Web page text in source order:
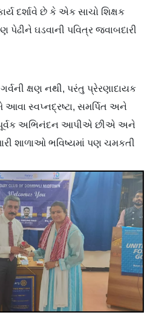
દર્શાવે છે કે એક સાચો શિક્ષક
પેઢીને ઘડવાની પવિત્ર જવાબદારી
ક્ષણ નથી, પરંતુ પ્રેરણાદાયક
સ્વપ્નદ્રષ્ટા, સમર્પિત અને
અભિનંદન આપીએ છીએ અને
શાળાઓ ભવિષ્યમાં પણ ચમકતી